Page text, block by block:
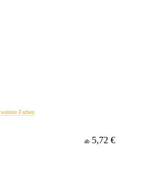
weitere Farben
ab 5,72 €